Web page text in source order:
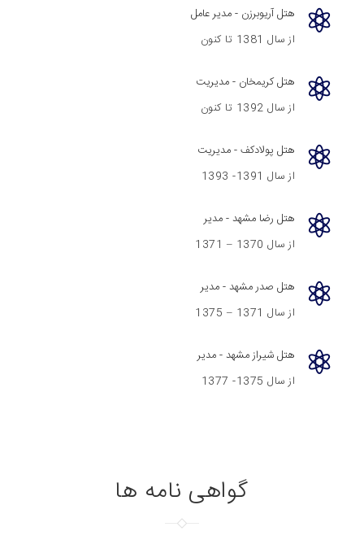
هتل آریوبرزن - مدیر عامل
از سال 1381 تا کنون
هتل کریمخان - مدیریت
از سال 1392 تا کنون
هتل پولادکف - مدیریت
از سال 1391- 1393
هتل رضا مشهد - مدیر
از سال 1370 – 1371
هتل صدر مشهد - مدیر
از سال 1371 – 1375
هتل شیراز مشهد - مدیر
از سال 1375- 1377
گواهی نامه ها